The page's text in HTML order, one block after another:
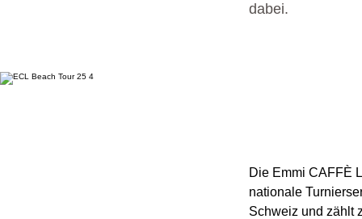
dabei.
Die Emmi CAFFÈ
nationale
Schweiz und zählt